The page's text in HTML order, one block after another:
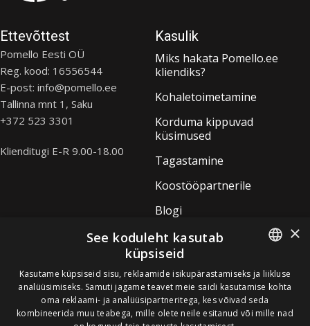
Ettevõttest
Pomello Eesti OÜ
Reg. kood: 16556544
E-post: info@pomello.ee
Tallinna mnt 1, Saku
+372 523 3301
Klienditugi E-R 9.00-18.00
Kasulik
Miks hakata Pomello.ee
kliendiks?
Kohaletoimetamine
Korduma kippuvad
küsimused
Tagastamine
Koostööpartnerile
Blogi
Õppekavad
Kulmude lamineerimine
3D kulmuhooldus
keemilise värvimisega
ESTONIAN
ENGLISH
FINNISH
×
See koduleht kasutab
küpsiseid
Kasutame küpsiseid sisu, reklaamide isikupärastamiseks ja liikluse
analüüsimiseks. Samuti jagame teavet meie saidi kasutamise kohta
oma reklaami- ja analüüsipartneritega, kes võivad seda
kombineerida muu teabega, mille olete neile esitanud või mille nad